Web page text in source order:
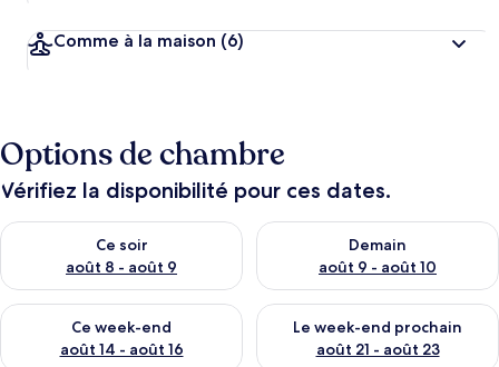
Comme à la maison (6)
Options de chambre
Vérifiez la disponibilité pour ces dates.
Ce soir
août 8 - août 9
Vérifier la disponibilité pour ce soir août 8 - août 9
Demain
août 9 - août 10
Vérifier la disponibilité pour
Ce week-end
août 14 - août 16
Vérifier la disponibilité pour ce week-end août 14 - août 16
Le week-end prochain
août 21 - août 23
Vérifier la disponibilité pour